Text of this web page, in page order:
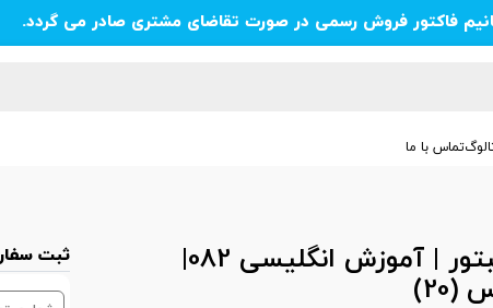
فاکتور فروش رسمی در صورت تقاضای مشتری صادر می گردد.
تماس با ما
بازی الفبتور | آموزش انگلیسی 082|
(20)
ثبت